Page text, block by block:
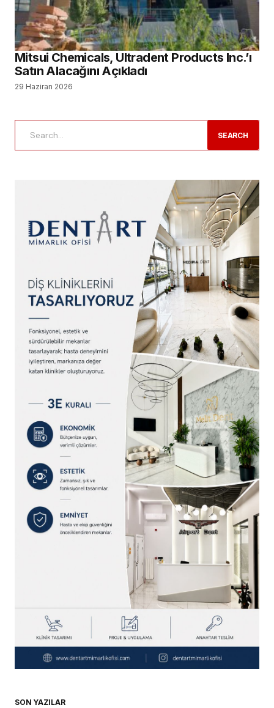
Mitsui Chemicals, Ultradent Products Inc.’ı
Satın Alacağını Açıkladı
29 Haziran 2026
SEARCH
SON YAZILAR